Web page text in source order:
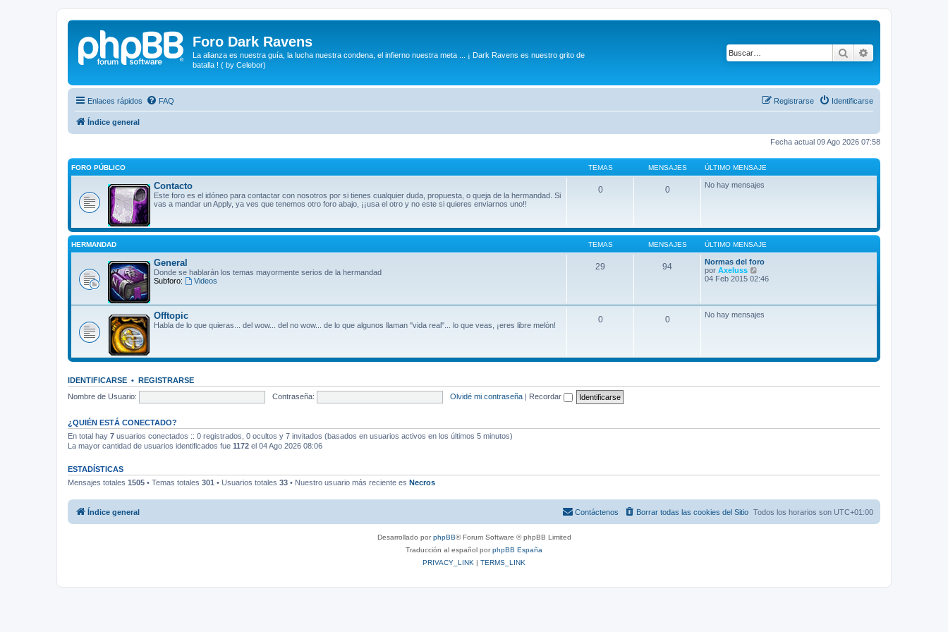
Foro Dark Ravens
La alianza es nuestra guía, la lucha nuestra condena, el infierno nuestra meta ... ¡ Dark Ravens es nuestro grito de
batalla ! ( by Celebor)
Buscar
Enlaces rápidos FAQ Identificarse
Registrarse
Índice general
Fecha actual 09 Ago 2026 07:58
FORO PÚBLICO TEMAS MENSAJES ÚLTIMO MENSAJE
Contacto
Este foro es el idóneo para contactar con nosotros por si tienes cualquier duda, propuesta, o queja de la hermandad. Si
vas a mandar un Apply, ya ves que tenemos otro foro abajo, ¡¡usa el otro y no este si quieres enviarnos uno!!
0 0 No hay mensajes
HERMANDAD TEMAS MENSAJES ÚLTIMO MENSAJE
General
Donde se hablarán los temas mayormente serios de la hermandad
Subforo:
Videos
29 94
Normas del foro
por Axeluss
e
l
t
i
n
j
04 Feb 2015 02:46
Offtopic
Habla de lo que quieras... del wow... del no wow... de lo que algunos llaman ''vida real''... lo que veas, ¡eres libre melón!
0 0 No hay mensajes
IDENTIFICARSE • REGISTRARSE
Nombre de Usuario:
Contraseña: Olvidé mi contraseña | Recordar
¿QUIÉN ESTÁ CONECTADO?
En total hay 7 usuarios conectados :: 0 registrados, 0 ocultos y 7 invitados (basados en usuarios activos en los últimos 5 minutos)
La mayor cantidad de usuarios identificados fue 1172 el 04 Ago 2026 08:06
ESTADÍSTICAS
Mensajes totales 1505 • Temas totales 301 • Usuarios totales 33 • Nuestro usuario más reciente es Necros
Índice general Todos los horarios son UTC+01:00
Borrar todas las cookies del Sitio
Contáctenos
Desarrollado porphpBB® Forum Software © phpBB Limited
Traducción al español porphpBB España
PRIVACY_LINK | TERMS_LINK